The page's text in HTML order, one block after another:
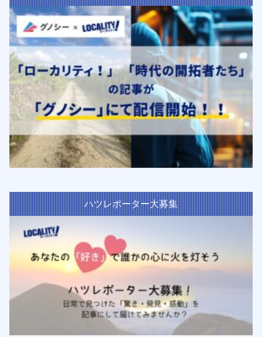
ハツレポーター大募集